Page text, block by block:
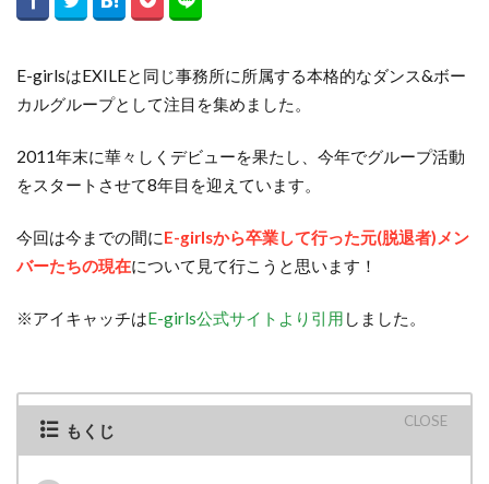
E-girlsはEXILEと同じ事務所に所属する本格的なダンス&ボー
カルグループとして注目を集めました。
2011年末に華々しくデビューを果たし、今年でグループ活動
をスタートさせて8年目を迎えています。
今回は今までの間にE-girlsから卒業して行った元(脱退者)メン
バーたちの現在について見て行こうと思います！
※アイキャッチはE-girls公式サイトより引用 しました。
もくじ